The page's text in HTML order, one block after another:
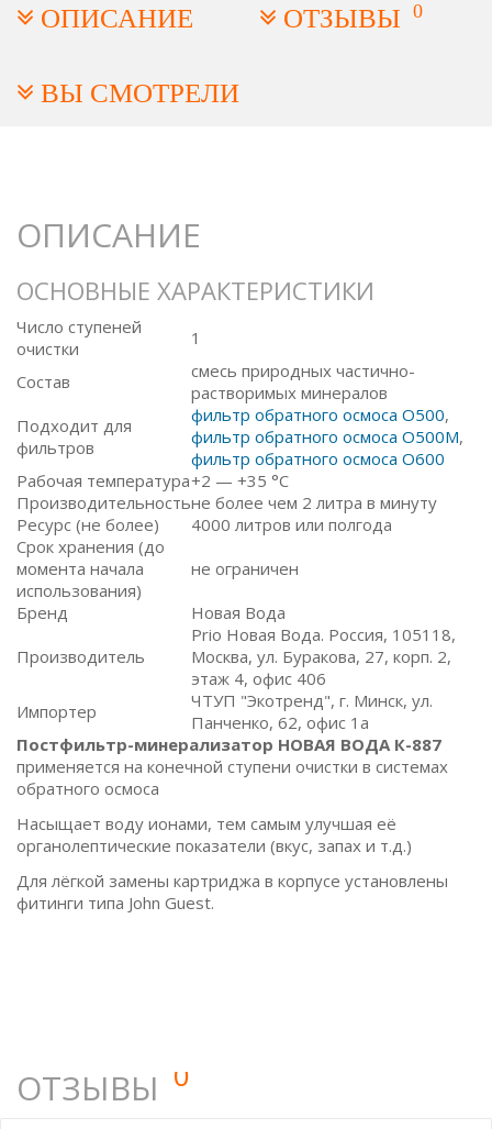
ОПИСАНИЕ ОТЗЫВЫ 0
ВЫ СМОТРЕЛИ
ОПИСАНИЕ
ОСНОВНЫЕ ХАРАКТЕРИСТИКИ
Число ступеней
очистки
1
Состав
смесь природных частично-
растворимых минералов
Подходит для
фильтров
фильтр обратного осмоса O500,
фильтр обратного осмоса O500M,
фильтр обратного осмоса O600
Рабочая температура+2 — +35 °C
Производительностьне более чем 2 литра в минуту
Ресурс (не более)
4000 литров или полгода
Срок хранения (до
момента начала
использования)
не ограничен
Бренд
Новая Вода
Производитель
Prio Новая Вода. Россия, 105118,
Москва, ул. Буракова, 27, корп. 2,
этаж 4, офис 406
Импортер
ЧТУП "Экотренд", г. Минск, ул.
Панченко, 62, офис 1а
Постфильтр-минерализатор НОВАЯ ВОДА К-887
применяется на конечной ступени очистки в системах
обратного осмоса
Насыщает воду ионами, тем самым улучшая её
органолептические показатели (вкус, запах и т.д.)
Для лёгкой замены картриджа в корпусе установлены
фитинги типа John Guest.
ОТЗЫВЫ 0